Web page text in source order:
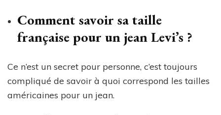
Comment savoir sa taille
française pour un jean Levi’s ?
Ce n’est un secret pour personne, c’est toujours
compliqué de savoir à quoi correspond les tailles
américaines pour un jean.